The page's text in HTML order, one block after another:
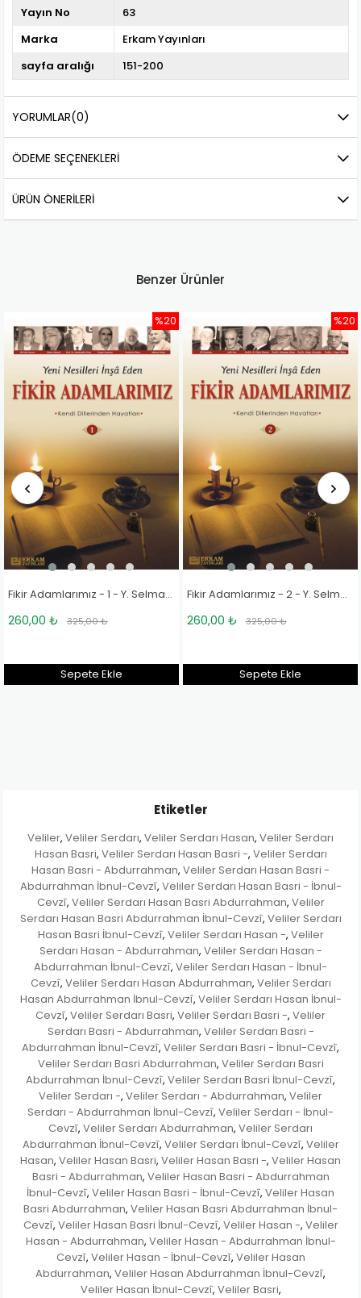
Yayın No
63
Marka
Erkam Yayınları
sayfa aralığı
151-200
YORUMLAR(0)
ÖDEME SEÇENEKLERI
ÜRÜN ÖNERILERI
Benzer Ürünler
Fikir Adamlarımız - 1 - Y. Selman Tan
260,00 ₺ 325,00 ₺
Sepete Ekle
%20
Fikir Adamlarımız - 2 - Y. Selman Tan
260,00 ₺ 325,00 ₺
Sepete Ekle
%20
Etiketler
Veliler, Veliler Serdarı, Veliler Serdarı Hasan, Veliler Serdarı
Hasan Basri, Veliler Serdarı Hasan Basri -, Veliler Serdarı
Hasan Basri - Abdurrahman, Veliler Serdarı Hasan Basri -
Abdurrahman İbnul-Cevzî, Veliler Serdarı Hasan Basri - İbnul-
Cevzî, Veliler Serdarı Hasan Basri Abdurrahman, Veliler
Serdarı Hasan Basri Abdurrahman İbnul-Cevzî, Veliler Serdarı
Hasan Basri İbnul-Cevzî, Veliler Serdarı Hasan -, Veliler
Serdarı Hasan - Abdurrahman, Veliler Serdarı Hasan -
Abdurrahman İbnul-Cevzî, Veliler Serdarı Hasan - İbnul-
Cevzî, Veliler Serdarı Hasan Abdurrahman, Veliler Serdarı
Hasan Abdurrahman İbnul-Cevzî, Veliler Serdarı Hasan İbnul-
Cevzî, Veliler Serdarı Basri, Veliler Serdarı Basri -, Veliler
Serdarı Basri - Abdurrahman, Veliler Serdarı Basri -
Abdurrahman İbnul-Cevzî, Veliler Serdarı Basri - İbnul-Cevzî,
Veliler Serdarı Basri Abdurrahman, Veliler Serdarı Basri
Abdurrahman İbnul-Cevzî, Veliler Serdarı Basri İbnul-Cevzî,
Veliler Serdarı -, Veliler Serdarı - Abdurrahman, Veliler
Serdarı - Abdurrahman İbnul-Cevzî, Veliler Serdarı - İbnul-
Cevzî, Veliler Serdarı Abdurrahman, Veliler Serdarı
Abdurrahman İbnul-Cevzî, Veliler Serdarı İbnul-Cevzî, Veliler
Hasan, Veliler Hasan Basri, Veliler Hasan Basri -, Veliler Hasan
Basri - Abdurrahman, Veliler Hasan Basri - Abdurrahman
İbnul-Cevzî, Veliler Hasan Basri - İbnul-Cevzî, Veliler Hasan
Basri Abdurrahman, Veliler Hasan Basri Abdurrahman İbnul-
Cevzî, Veliler Hasan Basri İbnul-Cevzî, Veliler Hasan -, Veliler
Hasan - Abdurrahman, Veliler Hasan - Abdurrahman İbnul-
Cevzî, Veliler Hasan - İbnul-Cevzî, Veliler Hasan
Abdurrahman, Veliler Hasan Abdurrahman İbnul-Cevzî,
Veliler Hasan İbnul-Cevzî, Veliler Basri,